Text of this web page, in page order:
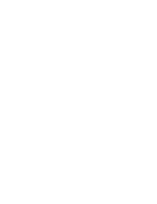
ustawienia
dowolnym momencie